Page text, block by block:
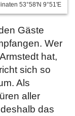
53°58'N 9°51'E
Gäste
Wer
hat,
sich so
Als
aller
das